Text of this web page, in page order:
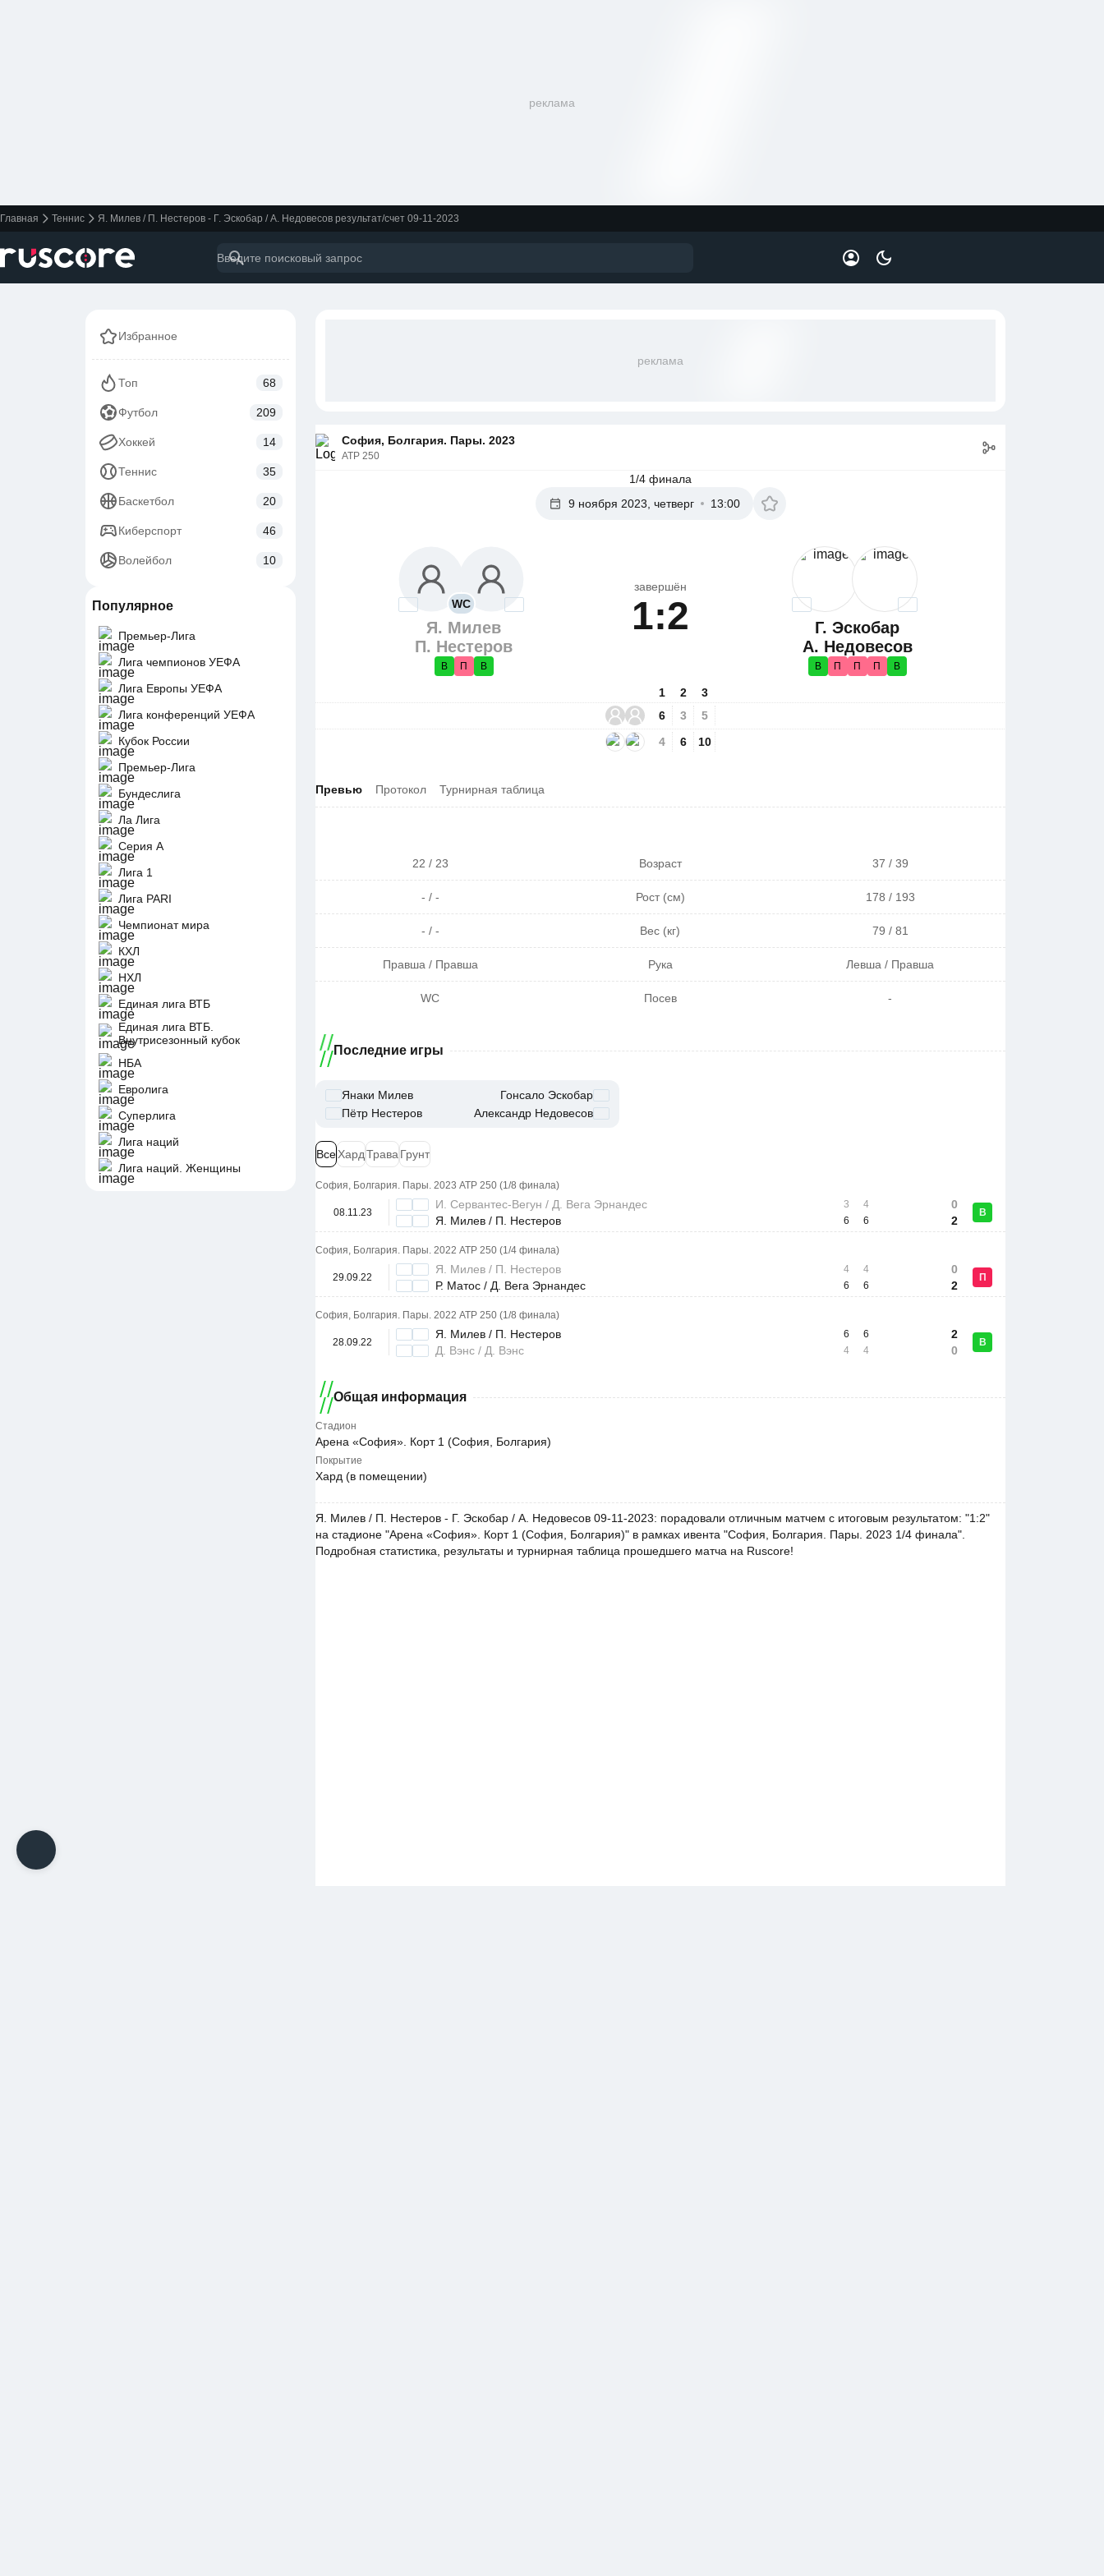
реклама
Главная Теннис Я. Милев / П. Нестеров - Г. Эскобар / А. Недовесов результат/счет 09-11-2023
Избранное
Топ 68
Футбол 209
Хоккей 14
Теннис 35
Баскетбол 20
Киберспорт 46
Волейбол 10
Популярное
Премьер-Лига
Лига чемпионов УЕФА
Лига Европы УЕФА
Лига конференций УЕФА
Кубок России
Премьер-Лига
Бундеслига
Ла Лига
Серия А
Лига 1
Лига PARI
Чемпионат мира
КХЛ
НХЛ
Единая лига ВТБ
Единая лига ВТБ.
Внутрисезонный кубок
НБА
Евролига
Суперлига
Лига наций
Лига наций. Женщины
реклама
София, Болгария. Пары. 2023
ATP 250
1/4 финала
9 ноября 2023, четверг
13:00
WC
Я. Милев
П. Нестеров
В П В
завершён
1:2
Г. Эскобар
А. Недовесов
В П П П В
1
6
4
2
3
6
3
5
10
Превью Протокол Турнирная таблица
22 / 23 Возраст 37 / 39
- / - Рост (см) 178 / 193
- / - Вес (кг) 79 / 81
Правша / Правша Рука Левша / Правша
WC Посев -
Последние игры
Янаки Милев
Пётр Нестеров
Гонсало Эскобар
Александр Недовесов
ВсеХардТрава Грунт
София, Болгария. Пары. 2023 ATP 250 (1/8 финала)
08.11.23
И. Сервантес-Вегун / Д. Вега Эрнандес
Я. Милев / П. Нестеров
3
6
4
6
0
2
В
София, Болгария. Пары. 2022 ATP 250 (1/4 финала)
29.09.22
Я. Милев / П. Нестеров
Р. Матос / Д. Вега Эрнандес
4
6
4
6
0
2
П
София, Болгария. Пары. 2022 ATP 250 (1/8 финала)
28.09.22
Я. Милев / П. Нестеров
Д. Вэнс / Д. Вэнс
6
4
6
4
2
0
В
Общая информация
Стадион
Арена «София». Корт 1 (София, Болгария)
Покрытие
Хард (в помещении)
Я. Милев / П. Нестеров - Г. Эскобар / А. Недовесов 09-11-2023: порадовали отличным матчем с итоговым результатом: "1:2"
на стадионе "Арена «София». Корт 1 (София, Болгария)" в рамках ивента "София, Болгария. Пары. 2023 1/4 финала".
Подробная статистика, результаты и турнирная таблица прошедшего матча на Ruscore!